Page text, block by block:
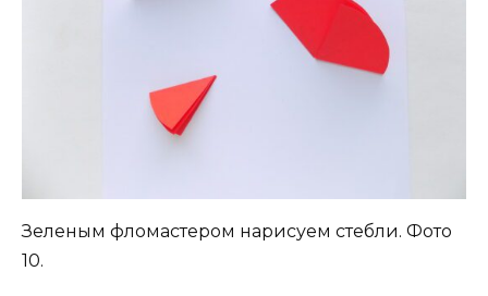
Зеленым фломастером нарисуем стебли. Фото
10.